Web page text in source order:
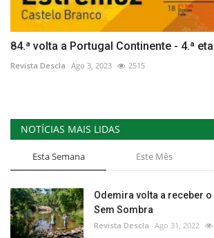
84.ª volta a Portugal Continente - 4.ª
Revista Descla Ago 3, 2023 2515
NOTÍCIAS MAIS LIDAS
Esta Semana Este Mês
Odemira volta a receber
Sem Sombra
Revista Descla Ago 31, 2022